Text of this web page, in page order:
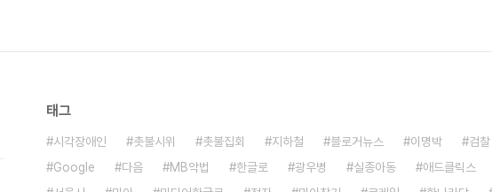
태그
시각장애인 촛불시위 촛불집회 지하철 블로거뉴스 이명박
검찰
Google
다음 MB악법 한글로 광우병 실종아동 애드클릭스